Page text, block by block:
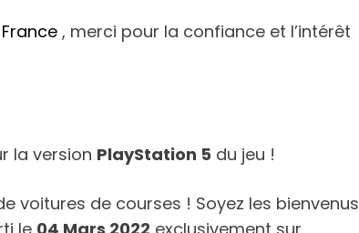
, merci pour la confiance et l’intérêt
la version PlayStation 5 du jeu !
voitures de courses ! Soyez les bienvenus